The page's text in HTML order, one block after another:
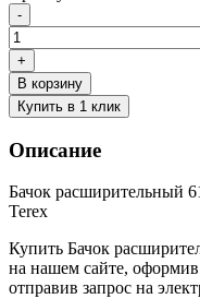
Количество
товара
Бачок
расширительный
6109901М91
Terex
-
+
В корзину
Купить в 1 клик
Описание
Бачок расширительный
Terex
Купить Бачок
на нашем сайте, оформив
отправив запрос на